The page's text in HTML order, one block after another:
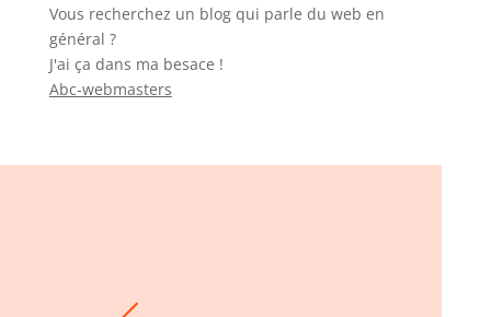
Vous recherchez un blog qui parle du web en
général ?
J'ai ça dans ma besace !
Abc-webmasters